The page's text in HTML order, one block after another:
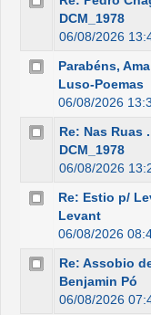
DCM_1978
06/08/2026
Parabéns,
Luso-Poemas
06/08/2026
Re: Nas Ruas .
DCM_1978
06/08/2026
Re: Estio p/
Levant
06/08/2026
Re: Assobio
Benjamin Pó
06/08/2026